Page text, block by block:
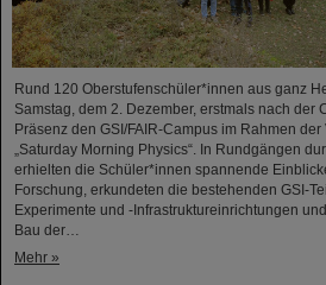
Rund 120 Oberstufenschüler*innen aus ganz
Samstag, dem 2. Dezember, erstmals nach der
Präsenz den GSI/FAIR-Campus im Rahmen
„Saturday Morning Physics“. In Rundgängen
erhielten die Schüler*innen spannende
Forschung, erkundeten die bestehenden GSI-
Experimente und -Infrastruktureinrichtungen
Bau der…
Mehr »